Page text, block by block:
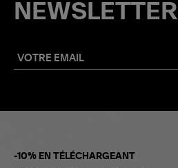
NEWSLETTER
-10% EN TÉLÉCHARGEANT